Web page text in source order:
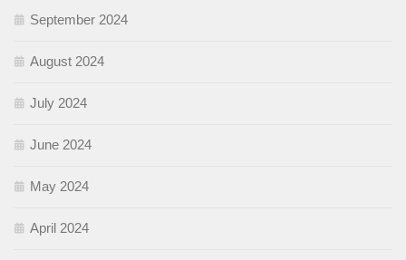
September 2024
August 2024
July 2024
June 2024
May 2024
April 2024